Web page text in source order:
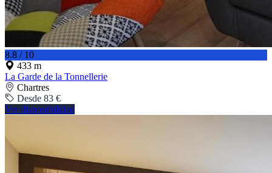
8.8 / 10
433 m
La Garde de la Tonnellerie
Chartres
Desde 83 €
Ver disponibilidad